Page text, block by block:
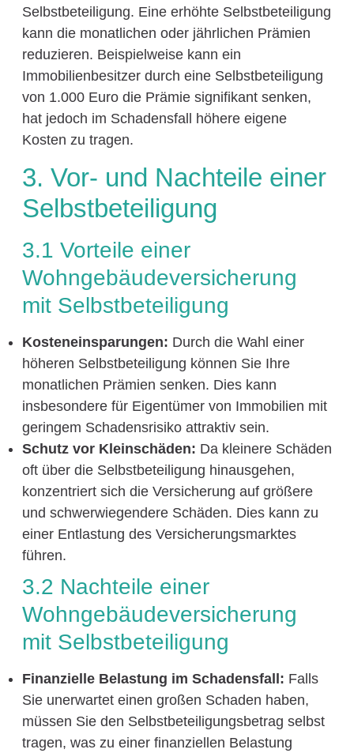
Selbstbeteiligung. Eine erhöhte Selbstbeteiligung
kann die monatlichen oder jährlichen Prämien
reduzieren. Beispielweise kann ein
Immobilienbesitzer durch eine Selbstbeteiligung
von 1.000 Euro die Prämie signifikant senken,
hat jedoch im Schadensfall höhere eigene
Kosten zu tragen.
3. Vor- und Nachteile einer
Selbstbeteiligung
3.1 Vorteile einer
Wohngebäudeversicherung
mit Selbstbeteiligung
Kosteneinsparungen: Durch die Wahl einer
höheren Selbstbeteiligung können Sie Ihre
monatlichen Prämien senken. Dies kann
insbesondere für Eigentümer von Immobilien mit
geringem Schadensrisiko attraktiv sein.
Schutz vor Kleinschäden: Da kleinere Schäden
oft über die Selbstbeteiligung hinausgehen,
konzentriert sich die Versicherung auf größere
und schwerwiegendere Schäden. Dies kann zu
einer Entlastung des Versicherungsmarktes
führen.
3.2 Nachteile einer
Wohngebäudeversicherung
mit Selbstbeteiligung
Finanzielle Belastung im Schadensfall: Falls
Sie unerwartet einen großen Schaden haben,
müssen Sie den Selbstbeteiligungsbetrag selbst
tragen, was zu einer finanziellen Belastung